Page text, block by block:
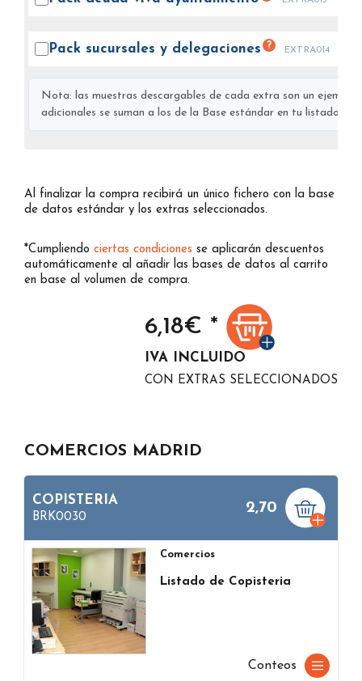
Pack sucursales y delegaciones ? EXTRA014
Nota: las muestras descargables de cada extra son un
adicionales se suman a los de la Base estándar en tu listado
Al finalizar la compra recibirá un único fichero con la base
de datos estándar y los extras seleccionados.
*Cumpliendo ciertas condiciones se aplicarán descuentos
automáticamente al añadir las bases de datos al carrito
en base al volumen de compra.
6,18€ *
IVA INCLUIDO
CON EXTRAS SELECCIONADOS
COMERCIOS MADRID
COPISTERIA
BRK0030
2,70
Comercios
Listado de Copisteria
Conteos